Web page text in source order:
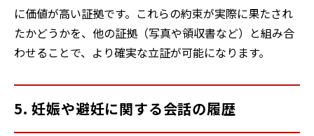
に価値が高い証拠です。これらの約束が実際に果たされ
たかどうかを、他の証拠（写真や領収書など）と組み合
わせることで、より確実な立証が可能になります。
5. 妊娠や避妊に関する会話の履歴